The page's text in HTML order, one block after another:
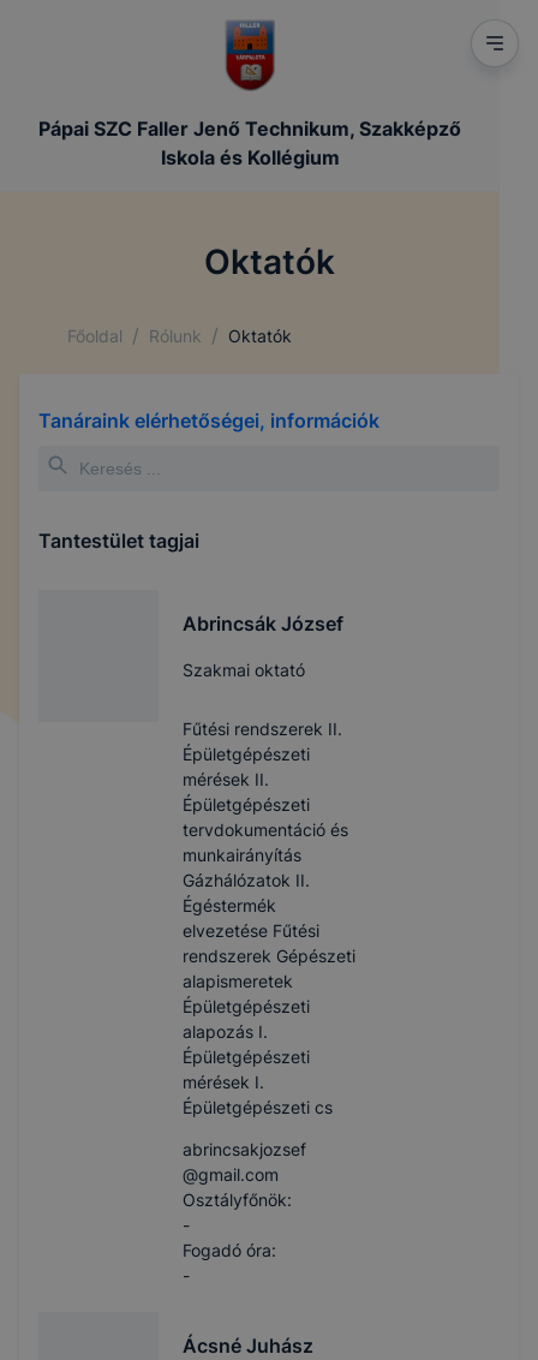
Pápai SZC Faller Jenő Technikum, Szakképző
Iskola és Kollégium
Oktatók
Főoldal / Rólunk / Oktatók
Tanáraink elérhetőségei, információk
Tantestület tagjai
Abrincsák József
Szakmai oktató
Fűtési rendszerek II.
Épületgépészeti
mérések II.
Épületgépészeti
tervdokumentáció és
munkairányítás
Gázhálózatok II.
Égéstermék
elvezetése Fűtési
rendszerek Gépészeti
alapismeretek
Épületgépészeti
alapozás I.
Épületgépészeti
mérések I.
Épületgépészeti cs
abrincsakjozsef​
@gmail.com
Osztályfőnök:
-
Fogadó óra:
-
Ácsné Juhász